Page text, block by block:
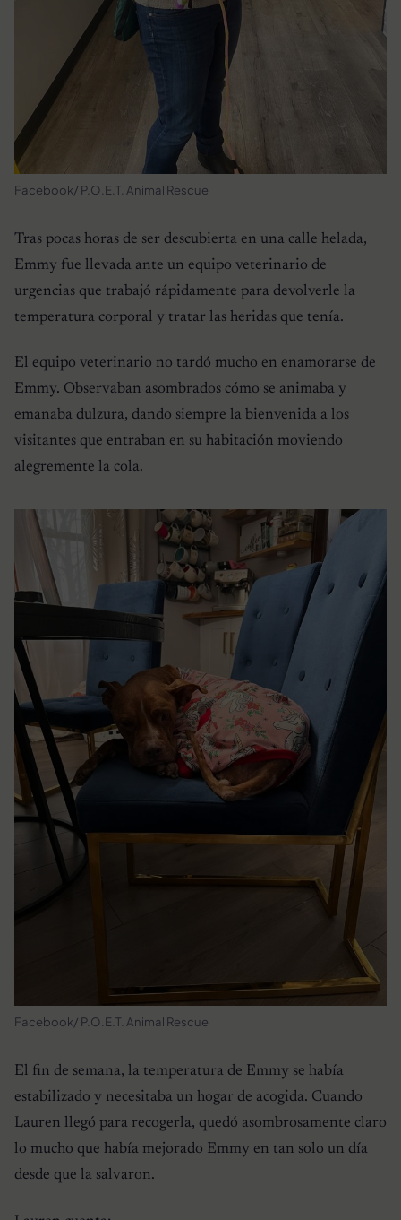
Facebook/ P.O.E.T. Animal Rescue
Tras pocas horas de ser descubierta en una calle helada,
Emmy fue llevada ante un equipo veterinario de
urgencias que trabajó rápidamente para devolverle la
temperatura corporal y tratar las heridas que tenía.
El equipo veterinario no tardó mucho en enamorarse de
Emmy. Observaban asombrados cómo se animaba y
emanaba dulzura, dando siempre la bienvenida a los
visitantes que entraban en su habitación moviendo
alegremente la cola.
Facebook/ P.O.E.T. Animal Rescue
El fin de semana, la temperatura de Emmy se había
estabilizado y necesitaba un hogar de acogida. Cuando
Lauren llegó para recogerla, quedó asombrosamente claro
lo mucho que había mejorado Emmy en tan solo un día
desde que la salvaron.